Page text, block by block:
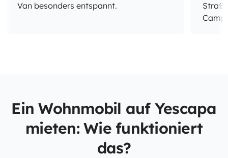
Van besonders entspannt.
Ein Wohnmobil auf Yescapa
mieten: Wie funktioniert
das?